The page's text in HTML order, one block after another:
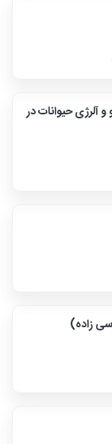
حیوانات در
زاده)